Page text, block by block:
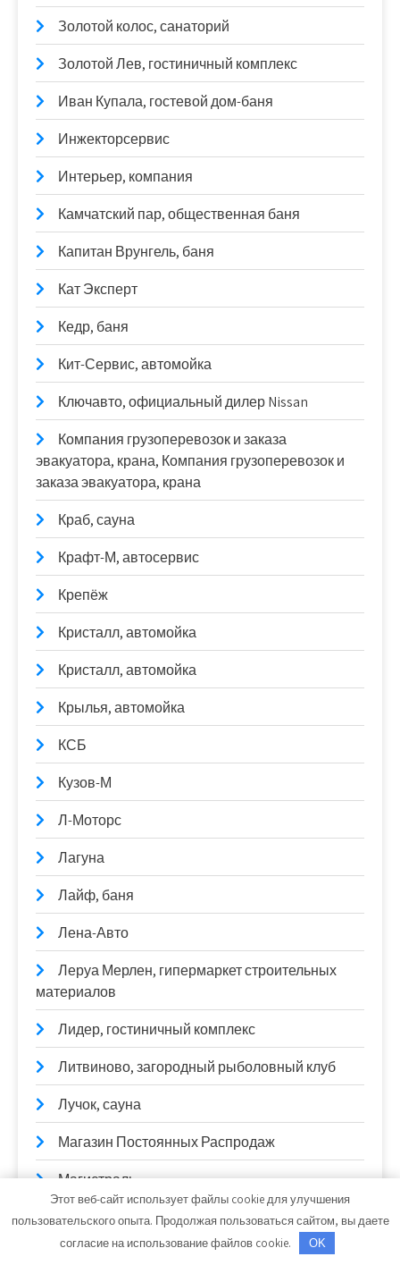
Золотой колос, санаторий
Золотой Лев, гостиничный комплекс
Иван Купала, гостевой дом-баня
Инжекторсервис
Интерьер, компания
Камчатский пар, общественная баня
Капитан Врунгель, баня
Кат Эксперт
Кедр, баня
Кит-Сервис, автомойка
Ключавто, официальный дилер Nissan
Компания грузоперевозок и заказа
эвакуатора, крана, Компания грузоперевозок и
заказа эвакуатора, крана
Краб, сауна
Крафт-М, автосервис
Крепёж
Кристалл, автомойка
Кристалл, автомойка
Крылья, автомойка
КСБ
Кузов-М
Л-Моторс
Лагуна
Лайф, баня
Лена-Авто
Леруа Мерлен, гипермаркет строительных
материалов
Лидер, гостиничный комплекс
Литвиново, загородный рыболовный клуб
Лучок, сауна
Магазин Постоянных Распродаж
Магистраль
Малибу, сауна
Этот веб-сайт использует файлы cookie для улучшения
пользовательского опыта. Продолжая пользоваться сайтом, вы даете
согласие на использование файлов cookie.
OK